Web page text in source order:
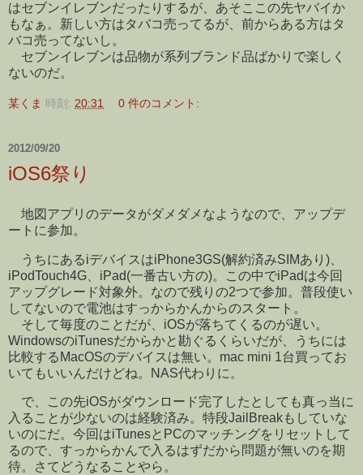
はセブンイレブンだったりするが、あそここの先ヤバイか
もなぁ。新しい方はタバコ売ってるが、前からある方はタ
バコ売ってないし。
セブンイレブンは品物が系列ブランド品ばかりで楽しく
ないのだ。
某くま 時刻: 20:31 0 件のコメント:
2012/09/20
iOS6祭り
地図アプリのデータがダメダメなようなので、アップデ
ートに参加。
うちにあるiデバイスはiPhone3GS(解約済みSIMあり)、
iPodTouch4G、iPad(一番古い方の)。この中でiPadは今回
アップグレード対象外。なので残りの2つで参加。普段使い
してないので電池はすっからかんからのスタート。
そして毎度のことだが、iOSが落ちてくるのが遅い。
WindowsのiTunesだからかと勘ぐるくらいだが、うちには
比較するMacOSのデバイスは無い。mac mini 1台買ってお
いてもいいんだけどね。NAS代わりに。
で、この先iOSがダウンロード完了したとしても真っ当に
入ることが少ないのは経験済み。特段JailBreakもしていな
いのにだ。今回はiTunesとPCのマッチングをリセットして
るので、すっからかんで入るはずだから問題が無いのを期
待。さてどうなることやら。